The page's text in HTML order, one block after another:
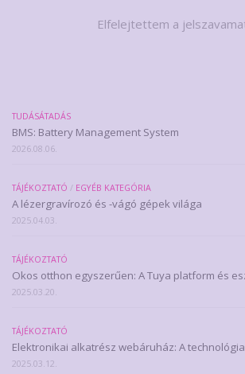
Elfelejtettem a
TUDÁSÁTADÁS
BMS: Battery Management System
2026.08.06.
TÁJÉKOZTATÓ / EGYÉB KATEGÓRIA
A lézergravírozó és -vágó gépek világa
2025.04.03.
TÁJÉKOZTATÓ
Okos otthon egyszerűen: A Tuya platform és
2025.03.20.
TÁJÉKOZTATÓ
Elektronikai alkatrész webáruház: A
2025.03.12.